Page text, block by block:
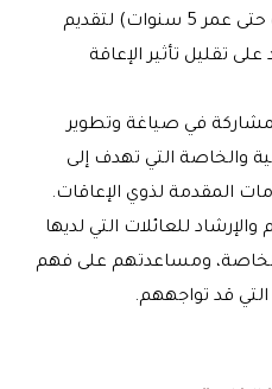
العمرية المبكرة (منذ الولادة حتى عمر 5 سنوات) لتقديم
تقليل تأثير الإعاقة
في صياغة وتطوير
والخاصة التي تهدف إلى
المقدمة لذوي الإعاقات.
للعائلات التي لديها
ومساعدتهم على فهم
قد تواجههم.